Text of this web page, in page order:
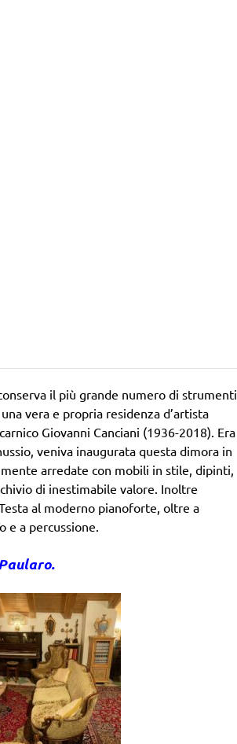
il più grande numero di strumenti
vera e propria residenza d’artista
Giovanni Canciani (1936-2018). Era
veniva inaugurata questa dimora in
arredate con mobili in stile, dipinti,
di inestimabile valore. Inoltre
al moderno pianoforte, oltre a
e a percussione.